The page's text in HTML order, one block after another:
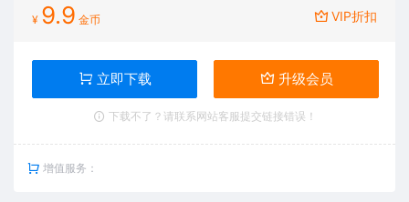
¥ 9.9 金币 VIP折扣
立即下载 升级会员
下载不了？请联系网站客服提交链接错误！
增值服务：